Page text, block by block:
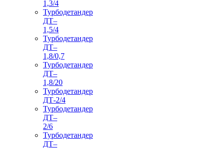
1,3/4
Турбодетандер
ДТ–
1,5/4
Турбодетандер
ДТ–
1,8/0,7
Турбодетандер
ДТ–
1,8/20
Турбодетандер
ДТ-2/4
Турбодетандер
ДТ–
2/6
Турбодетандер
ДТ–